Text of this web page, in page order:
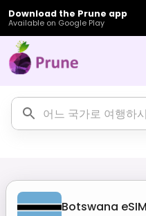
Download the Prune app
Available on Google Play
Botswana eSIM